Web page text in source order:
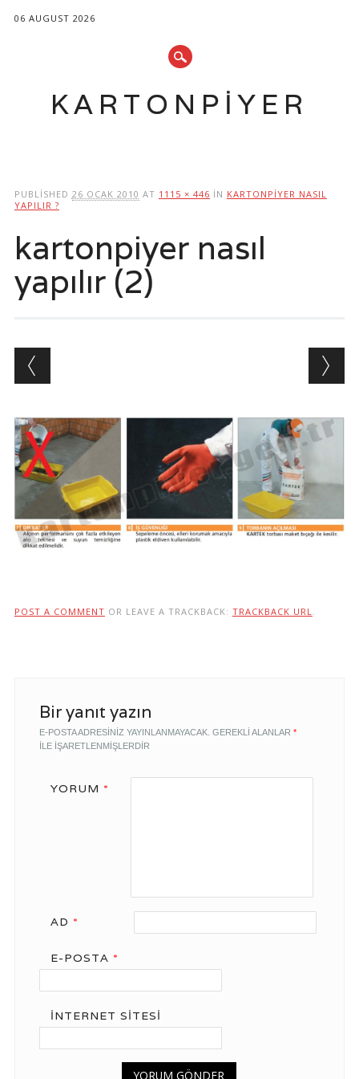
06 AUGUST 2026
KARTONPIYER
content
PUBLISHED 26 OCAK 2010 AT 1115 × 446 IN KARTONPIYER NASIL
YAPILIR ?
kartonpiyer nasıl
yapılır (2)
POST A COMMENT OR LEAVE A TRACKBACK: TRACKBACK URL
Bir yanıt yazın
E-POSTA ADRESINIZ YAYINLANMAYACAK. GEREKLI ALANLAR *
ILE IŞARETLENMIŞLERDIR
YORUM *
AD *
E-POSTA *
İNTERNET SITESI